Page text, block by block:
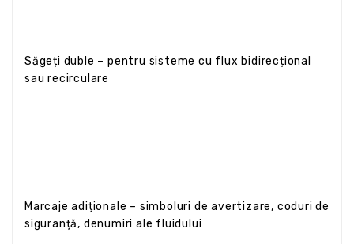
Săgeți duble – pentru sisteme cu flux bidirecțional
sau recirculare
Marcaje adiționale – simboluri de avertizare, coduri de
siguranță, denumiri ale fluidului